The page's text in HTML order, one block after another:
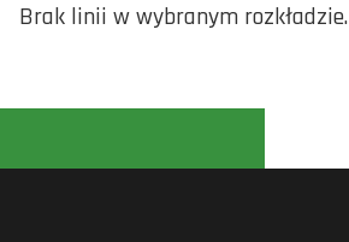
Brak linii w wybranym rozkładzie.